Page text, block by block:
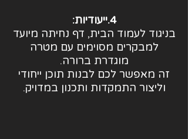
4.ייעודיות:
בניגוד לעמוד הבית, דף נחיתה מיועד
למבקרים מסוימים עם מטרה
מוגדרת ברורה.
זה מאפשר לכם לבנות תוכן ייחודי
וליצור התמקדות ותכנון במדויק.